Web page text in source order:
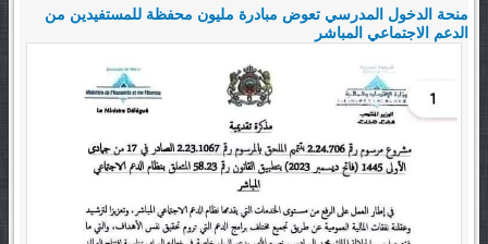
منحة الدخول المدرسي تعوض مبادرة مليون محفظة للمستفيدين من
الدعم الاجتماعي المباشر